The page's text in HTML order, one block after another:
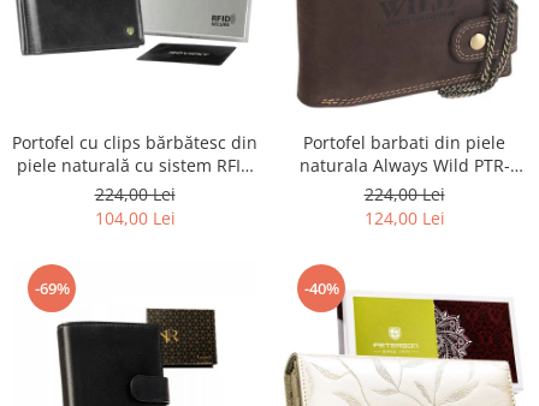
Portofel cu clips bărbătesc din
piele naturală cu sistem RFID
- Rovicky PTR-N1908-RVT-9799
BLACK
224,00 Lei
104,00 Lei
Portofel barbati din piele
naturala Always Wild PTR-
2900-BIC
224,00 Lei
124,00 Lei
-69% -40%